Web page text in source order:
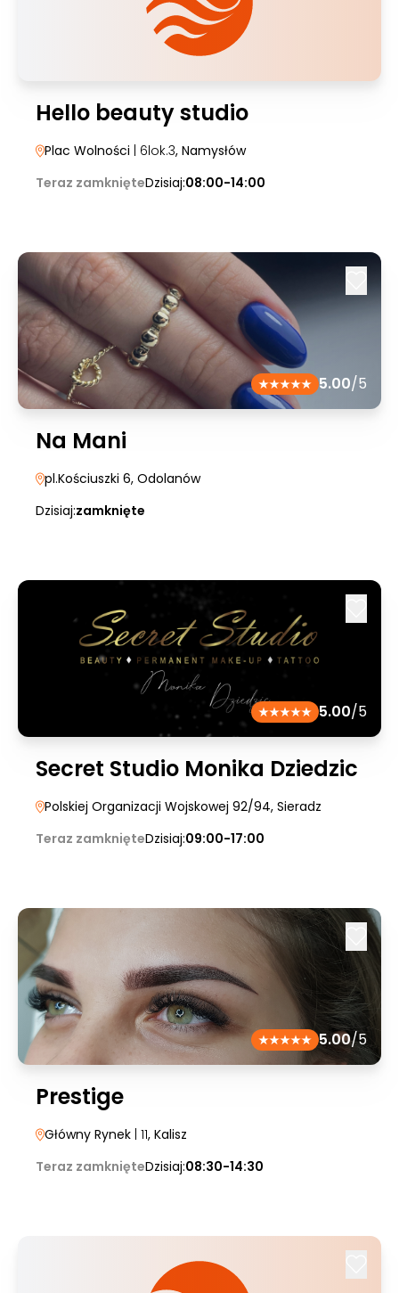
Hello beauty studio
Plac Wolności | 6lok.3, Namysłów
Teraz zamknięteDzisiaj:08:00-14:00
5.00/5
Na Mani
pl.Kościuszki 6, Odolanów
Dzisiaj:zamknięte
5.00/5
Secret Studio Monika Dziedzic
Polskiej Organizacji Wojskowej 92/94, Sieradz
Teraz zamknięteDzisiaj:09:00-17:00
5.00/5
Prestige
Główny Rynek | 11, Kalisz
Teraz zamknięteDzisiaj:08:30-14:30